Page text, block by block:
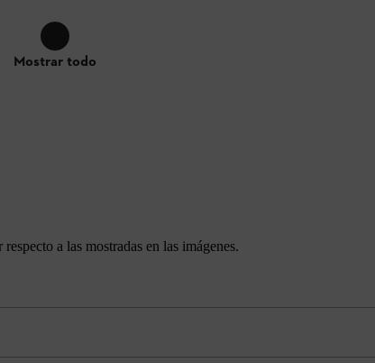
Mostrar todo
a las mostradas en las imágenes.